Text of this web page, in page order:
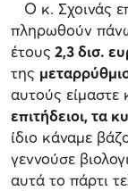
Ο κ. Σχοινάς
πληρωθούν
έτους 2,3 δισ.
της
αυτούς είμαστε
επιτήδειοι, τα
ίδιο κάναμε
γεννούσε
αυτά το πάρτι